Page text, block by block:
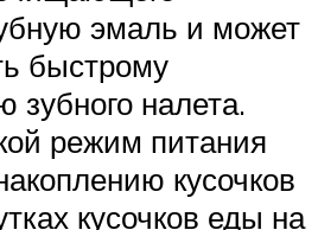
эмаль и может
быстрому
налета.
режим питания
кусочков
кусочков еды на